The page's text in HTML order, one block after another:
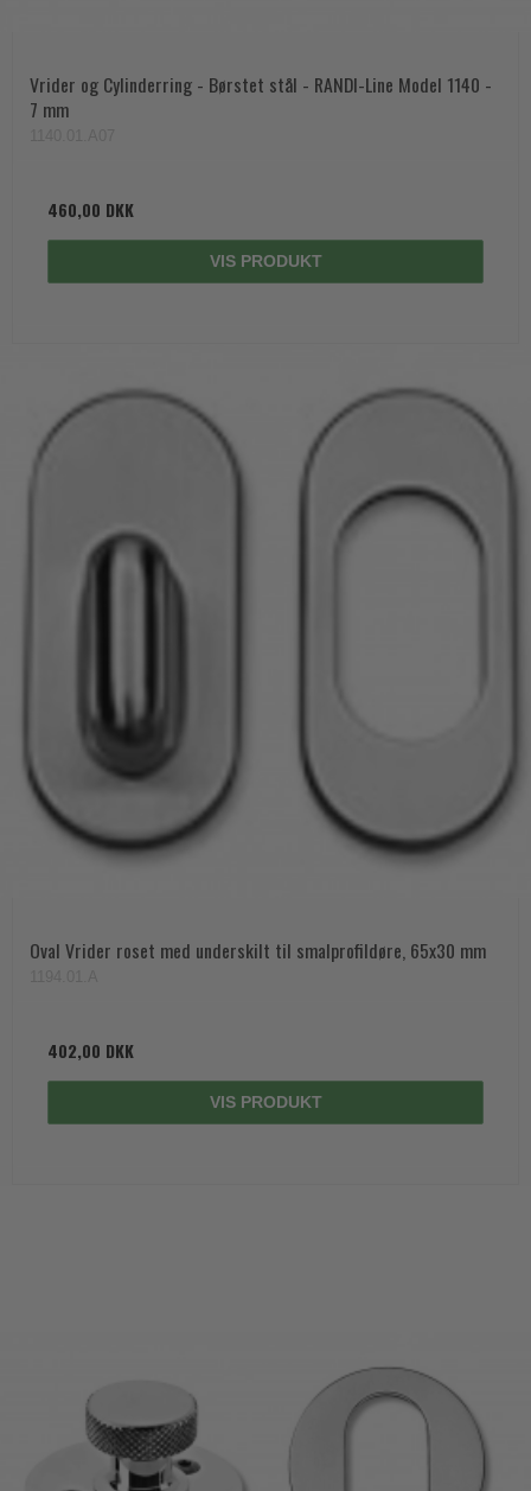
Vrider og Cylinderring - Børstet stål - RANDI-Line Model 1140 -
7 mm
460,00 DKK
VIS PRODUKT
Oval Vrider roset med underskilt til smalprofildøre, 65x30 mm
402,00 DKK
VIS PRODUKT